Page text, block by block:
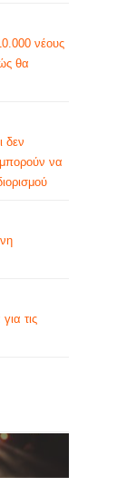
νέους
θα
δεν
μπορούν να
τις